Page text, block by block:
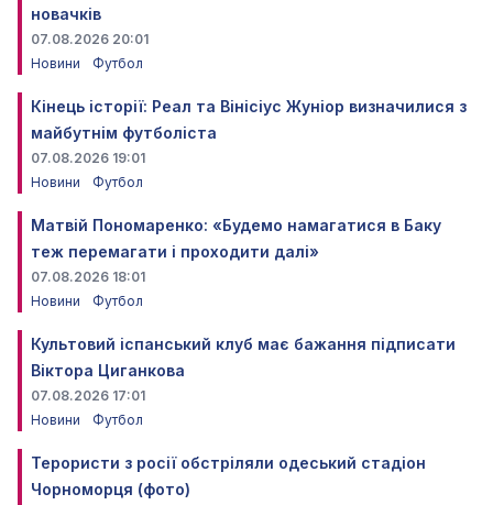
новачків
07.08.2026 20:01
Новини
Футбол
Кінець історії: Реал та Вінісіус Жуніор визначилися з
майбутнім футболіста
07.08.2026 19:01
Новини
Футбол
Матвій Пономаренко: «Будемо намагатися в Баку
теж перемагати і проходити далі»
07.08.2026 18:01
Новини
Футбол
Культовий іспанський клуб має бажання підписати
Віктора Циганкова
07.08.2026 17:01
Новини
Футбол
Терористи з росії обстріляли одеський стадіон
Чорноморця (фото)